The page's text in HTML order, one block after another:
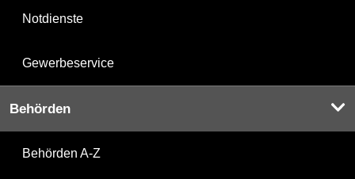
Notdienste
Gewerbeservice
Behörden
Behörden A-Z